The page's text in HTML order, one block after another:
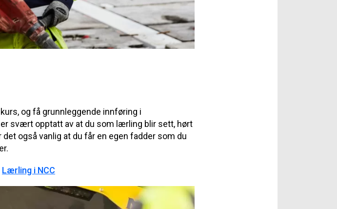
og få grunnleggende innføring i
svært opptatt av at du som lærling blir sett, hørt
også vanlig at du får en egen fadder som du
Lærling i NCC